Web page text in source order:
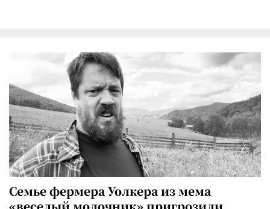
Семье фермера Уолкера из мема